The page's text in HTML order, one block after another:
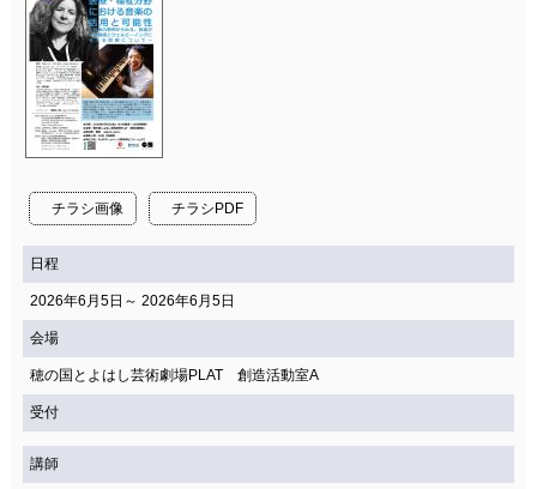
チラシ画像 チラシPDF
日程
2026年6月5日～ 2026年6月5日
会場
穂の国とよはし芸術劇場PLAT 創造活動室A
受付
講師